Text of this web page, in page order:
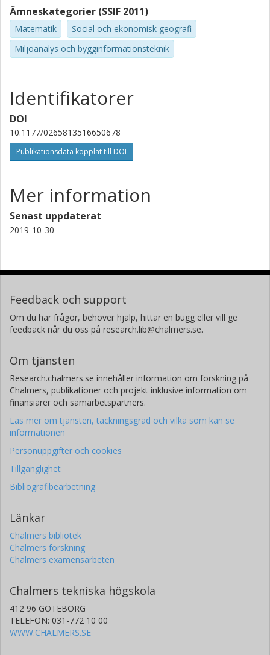
Ämneskategorier (SSIF 2011)
Matematik
Social och ekonomisk geografi
Miljöanalys och bygginformationsteknik
Identifikatorer
DOI
10.1177/0265813516650678
Publikationsdata kopplat till DOI
Mer information
Senast uppdaterat
2019-10-30
Feedback och support
Om du har frågor, behöver hjälp, hittar en bugg eller vill ge
feedback når du oss på research.lib@chalmers.se.
Om tjänsten
Research.chalmers.se innehåller information om forskning på
Chalmers, publikationer och projekt inklusive information om
finansiärer och samarbetspartners.
Läs mer om tjänsten, täckningsgrad och vilka som kan se
informationen
Personuppgifter och cookies
Tillgänglighet
Bibliografibearbetning
Länkar
Chalmers bibliotek
Chalmers forskning
Chalmers examensarbeten
Chalmers tekniska högskola
412 96 GÖTEBORG
TELEFON: 031-772 10 00
WWW.CHALMERS.SE